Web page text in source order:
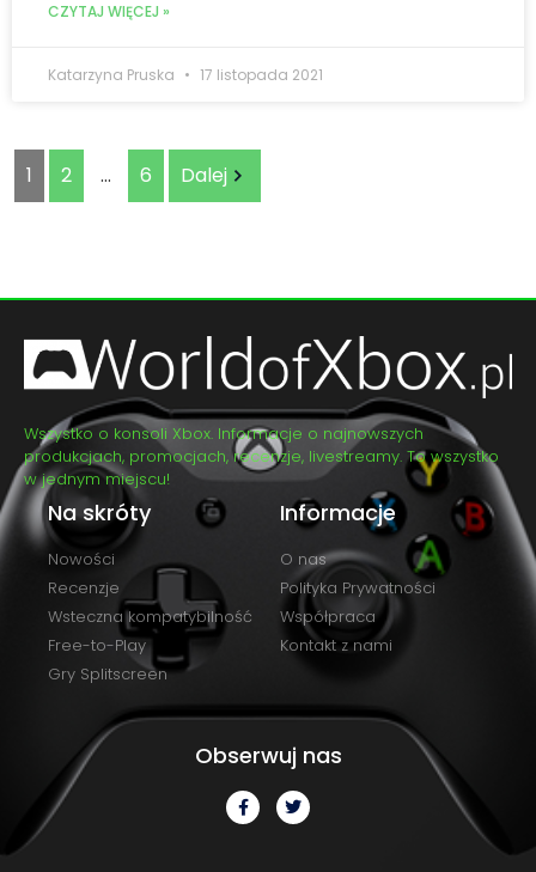
CZYTAJ WIĘCEJ »
Katarzyna Pruska 17 listopada 2021
1 2 … 6 Dalej
Wszystko o konsoli Xbox. Informacje o najnowszych
produkcjach, promocjach, recenzje, livestreamy. To wszystko
w jednym miejscu!
Na skróty
Nowości
Recenzje
Wsteczna kompatybilność
Free-to-Play
Gry Splitscreen
Informacje
O nas
Polityka Prywatności
Współpraca
Kontakt z nami
Obserwuj nas